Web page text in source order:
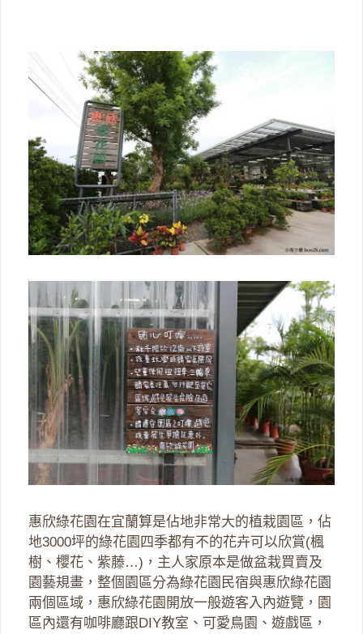
惠欣綠花園在宜蘭算是佔地非常大的植栽園區，佔
地3000坪的綠花園四季都有不的花卉可以欣賞(楓
樹、櫻花、紫藤…)，主人家原本是做盆栽買賣及
園藝規畫，整個園區分為綠花園民宿與惠欣綠花園
兩個區域，惠欣綠花園開放一般遊客入內遊覽，園
區內還有咖啡廳跟DIY教室、可愛鳥園、遊戲區，